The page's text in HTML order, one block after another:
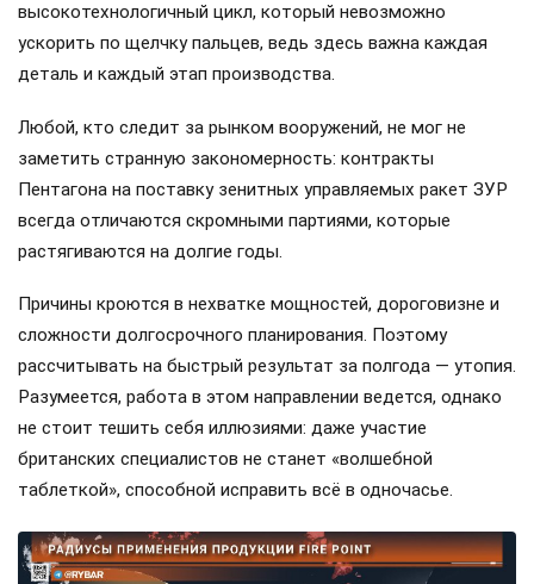
высокотехнологичный цикл, который невозможно
ускорить по щелчку пальцев, ведь здесь важна каждая
деталь и каждый этап производства.
Любой, кто следит за рынком вооружений, не мог не
заметить странную закономерность: контракты
Пентагона на поставку зенитных управляемых ракет ЗУР
всегда отличаются скромными партиями, которые
растягиваются на долгие годы.
Причины кроются в нехватке мощностей, дороговизне и
сложности долгосрочного планирования. Поэтому
рассчитывать на быстрый результат за полгода — утопия.
Разумеется, работа в этом направлении ведется, однако
не стоит тешить себя иллюзиями: даже участие
британских специалистов не станет «волшебной
таблеткой», способной исправить всё в одночасье.